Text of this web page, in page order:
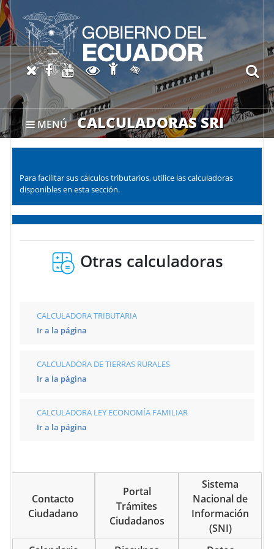
MENÚ CALCULADORAS SRI
X oficial del SRI
Facebook oficial SRI
Canal del SRI en YouTube
Abrir página de
Abrir página de
Activar/quitar contraste
Para facilitar sus cálculos tributarios, utilice las calculadoras
disponibles en esta sección.
Otras calculadoras
CALCULADORA TRIBUTARIA
Ir a la página
CALCULADORA DE TIERRAS RURALES
Ir a la página
CALCULADORA LEY ECONOMÍA FAMILIAR
Ir a la página
Contacto
Ciudadano
Portal
Trámites
Ciudadanos
Sistema
Nacional de
Información
(SNI)